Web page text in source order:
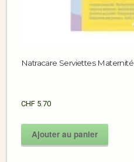
Natracare Serviettes Maternité
CHF 5.70
Ajouter au panier